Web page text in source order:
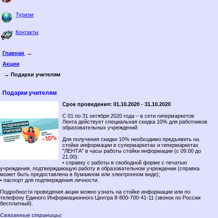
Туризм
Контакты
Главная
→
Акции
→ Подарки учителям
Подарки учителям
Срок проведени¤: 01.10.2020 - 31.10.2020
С 01 по 31 октября 2020 года – в сети гипермаркетов
Лента действует специальная скидка 10% для работников
образовательных учреждений.
Для получения скидки 10% необходимо предъявить на
стойке информации в супермаркетах и гипермаркетах
"ЛЕНТА" в часы работы стойки информации (с 09.00 до
21.00):
• справку с работы в свободной форме с печатью
учреждения, подтверждающую работу в образовательном учреждении (справка
может быть предоставлена в бумажном или электронном виде);
• паспорт для подтверждения личности.
Подробности проведения акции можно узнать на стойке информации или по
телефону Единого Информационного Центра 8-800-700-41-11 (звонок по России
бесплатный).
Связанные страницы: